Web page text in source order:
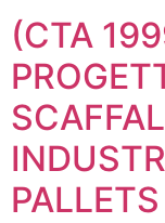
(CTA
PALLETS